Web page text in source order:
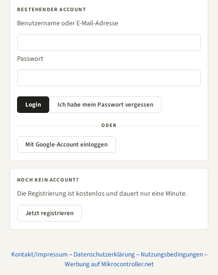
BESTEHENDER ACCOUNT
Benutzername oder E-Mail-Adresse
Passwort
ODER
Mit Google-Account einloggen
NOCH KEIN ACCOUNT?
Die Registrierung ist kostenlos und dauert nur eine Minute.
Jetzt registrieren
Kontakt/Impressum– Datenschutzerklärung– Nutzungsbedingungen–
Werbung auf Mikrocontroller.net